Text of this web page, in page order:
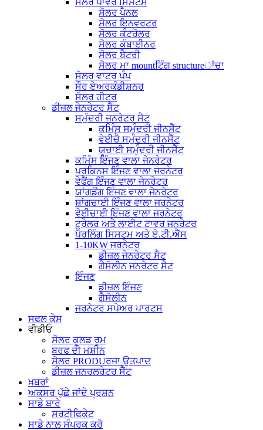
ਸੋਲਰ ਪਾਵਰ ਸਿਸਟਮ
ਸੋਲਰ ਪੈਨਲ
ਸੋਲਰ ਇਨਵਰਟਰ
ਸੋਲਰ ਕੰਟਰੋਲਰ
ਸੋਲਰ ਕੰਬਾਈਨਰ
ਸੋਲਰ ਬੈਟਰੀ
ਸੋਲਰ ਮਾ mountਟਿੰਗ structureਾਂਚਾ
ਸੋਲਰ ਵਾਟਰ ਪੰਪ
ਸੌਰ ਏਅਰਕੰਡੀਸ਼ਨਰ
ਸੋਲਰ ਹੀਟਰ
ਡੀਜ਼ਲ ਜੇਨਰੇਟਰ ਸੈਟ
ਸਮੁੰਦਰੀ ਜਨਰੇਟਰ ਸੈਟ
ਕਮਿੰਸ ਸਮੁੰਦਰੀ ਜੀਨਸੈੱਟ
ਵੇਈਚੈ ਸਮੁੰਦਰੀ ਜੀਨਸੈੱਟ
ਯੂਚਾਈ ਸਮੁੰਦਰੀ ਜੀਨਸੈੱਟ
ਕਮਿੰਸ ਇੰਜਣ ਵਾਲਾ ਜੇਨਰੇਟਰ
ਪਰਕਿਨਸ ਇੰਜਣ ਵਾਲਾ ਜਰਨੇਟਰ
ਵੇਫੈਂਗ ਇੰਜਣ ਵਾਲਾ ਜੇਨਰੇਟਰ
ਯਾਂਗਡੋਂਗ ਇੰਜਣ ਵਾਲਾ ਜੇਨਰੇਟਰ
ਸ਼ਾਂਗਚਾਈ ਇੰਜਣ ਵਾਲਾ ਜਰਨੇਟਰ
ਵੇਈਚਾਈ ਇੰਜਣ ਵਾਲਾ ਜਰਨੇਟਰ
ਟ੍ਰੇਲਰ ਅਤੇ ਲਾਈਟ ਟਾਵਰ ਜਨਰੇਟਰ
ਪੈਰਲਿੰਗ ਸਿਸਟਮ ਅਤੇ ਏ.ਟੀ.ਐੱਸ
1-10KW ਜਰਨੇਟਰ
ਡੀਜ਼ਲ ਜੇਨਰੇਟਰ ਸੈਟ
ਗੈਸੋਲੀਨ ਜਨਰੇਟਰ ਸੈਟ
ਇੰਜਣ
ਡੀਜ਼ਲ ਇੰਜਣ
ਗੈਸੋਲੀਨ
ਜਰਨੇਟਰ ਸਪੇਅਰ ਪਾਰਟਸ
ਸਫਲ ਕੇਸ
ਵੀਡੀਓ
ਸੋਲਰ ਕੂਲਡ ਰੂਮ
ਬਰਫ ਦੀ ਮਸ਼ੀਨ
ਸੋਲਰ PRODUਰਜਾ ਉਤਪਾਦ
ਡੀਜ਼ਲ ਜਨਰਲਰੇਟਰ ਸੈੱਟ
ਖ਼ਬਰਾਂ
ਅਕਸਰ ਪੁੱਛੇ ਜਾਂਦੇ ਪ੍ਰਸ਼ਨ
ਸਾਡੇ ਬਾਰੇ
ਸਰਟੀਫਿਕੇਟ
ਸਾਡੇ ਨਾਲ ਸੰਪਰਕ ਕਰੋ